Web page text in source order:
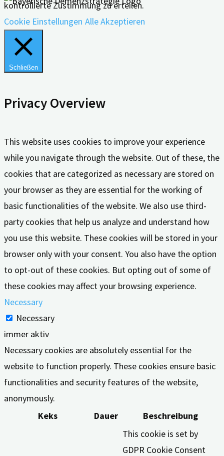
kontrollierte Zustimmung zu erteilen.
Cookie Einstellungen Alle Akzeptieren
Schließen
Privacy Overview
This website uses cookies to improve your experience
while you navigate through the website. Out of these, the
cookies that are categorized as necessary are stored on
your browser as they are essential for the working of
basic functionalities of the website. We also use third-
party cookies that help us analyze and understand how
you use this website. These cookies will be stored in your
browser only with your consent. You also have the option
to opt-out of these cookies. But opting out of some of
these cookies may affect your browsing experience.
Necessary
Necessary
immer aktiv
Necessary cookies are absolutely essential for the
website to function properly. These cookies ensure basic
functionalities and security features of the website,
anonymously.
Keks
Dauer Beschreibung
This cookie is set by
GDPR Cookie Consent